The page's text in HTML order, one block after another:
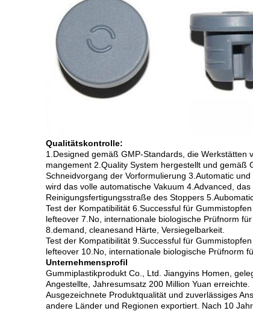
Qualitätskontrolle:
1.Designed gemäß GMP-Standards, die Werkstätten
mangement 2.Quality System hergestellt und gemäß
Schneidvorgang der Vorformulierung 3.Automatic
wird das volle automatische Vakuum 4.Advanced,
Reinigungsfertigungsstraße des Stoppers
Test der Kompatibilität 6.Successful für Gummistopfen
lefteover 7.No, internationale biologische Prüfnorm
8.demand, cleanesand Härte, Versiegelbarkeit.
Test der Kompatibilität 9.Successful für Gummistopfen
lefteover 10.No, internationale biologische Prüfnorm
Unternehmensprofil
Gummiplastikprodukt Co., Ltd. Jiangyins Homen,
Angestellte, Jahresumsatz 200 Million Yuan erreichte.
Ausgezeichnete Produktqualität und zuverlässiges
andere Länder und Regionen exportiert. Nach 10